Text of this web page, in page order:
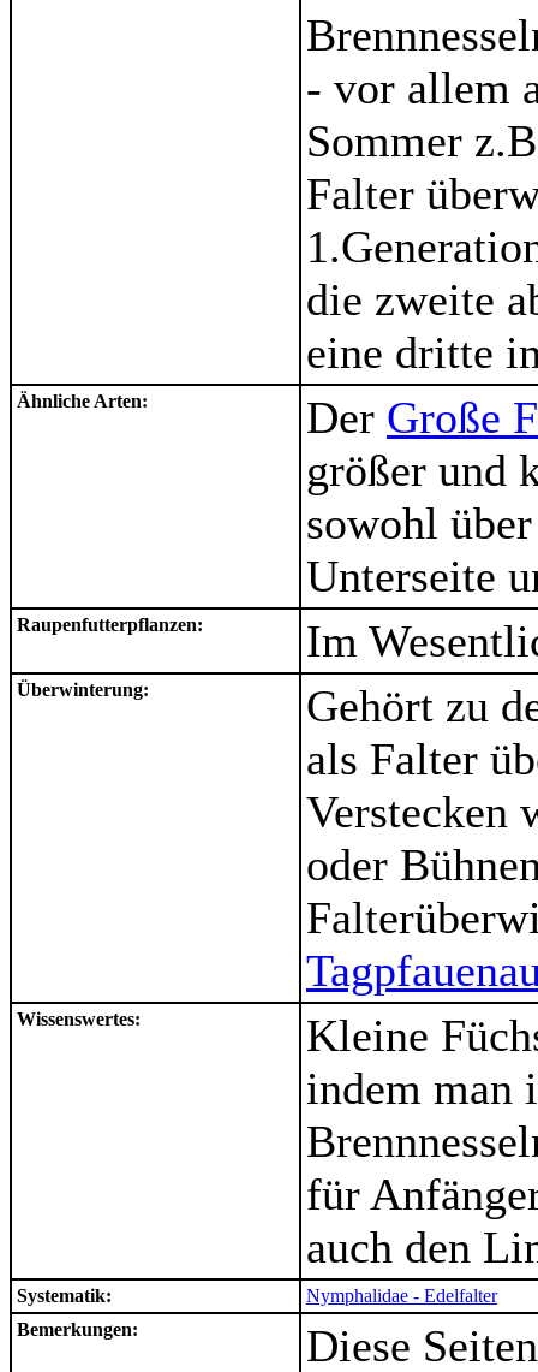
- vor allem
Sommer
Falter
die zweite
eine dritte
Ähnliche Arten: Der Große
größer und
sowohl
Unterseite
Raupenfutterpflanzen: Im
Überwinterung:
Gehört zu
als Falter
Verstecken
oder
Wissenswertes:
Kleine
indem man
für
auch den
Systematik:
Nymphalidae - Edelfalter
Bemerkungen:
Diese